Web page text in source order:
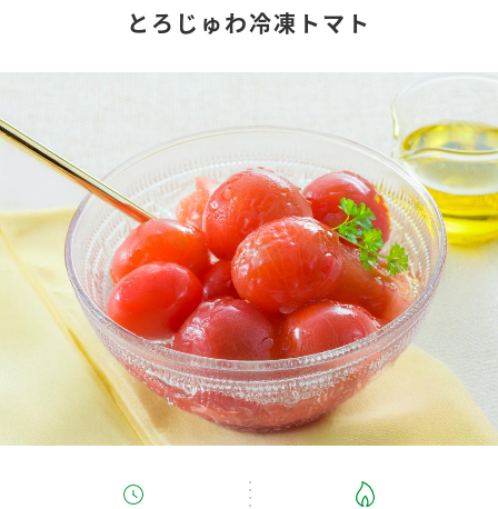
商品情報
調味酢
お酢ドリンク ぽん酢
みりん風・料理酒 鍋用調味料
つゆ たれ
新商品一覧
キャンペーン情報
ブランド・スペシャルサイト
ブランド・スペシャルサイト トップ
商品ブランドサイト
Fibee（ファイビー）
くらしプラ酢
お酢ドリンク
企業情報
国内事業概要
とろじゅわ冷凍トマト